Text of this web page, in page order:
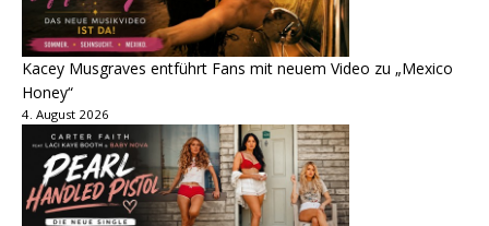
Kacey Musgraves entführt Fans mit neuem Video zu „Mexico
Honey“
4. August 2026